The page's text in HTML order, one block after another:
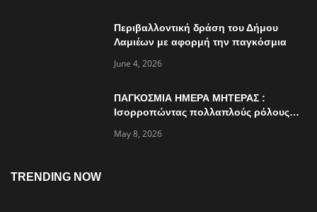
Περιβαλλοντική δράση του Δήμου
Λαμιέων με αφορμή την παγκόσμια
June 4, 2026
ΠΑΓΚΟΣΜΙΑ ΗΜΕΡΑ ΜΗΤΕΡΑΣ :
Ισορροπώντας πολλαπλούς ρόλους…
May 8, 2026
TRENDING NOW